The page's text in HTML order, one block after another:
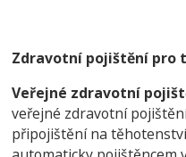
Zdravotní pojištění pro
Veřejné zdravotní
veřejné zdravotní
připojištění na